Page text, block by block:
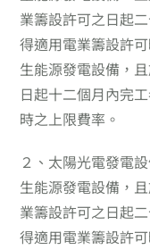
業籌設許可之日起
得適用電業籌設許
生能源發電設備，
日起十二個月內完
時之上限費率。
２、 太陽光電發電
生能源發電設備，
業籌設許可之日起
得適用電業籌設許